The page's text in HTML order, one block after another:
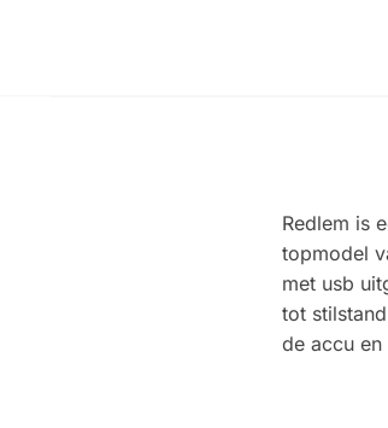
Redlem is
topmodel
met usb
tot
de accu